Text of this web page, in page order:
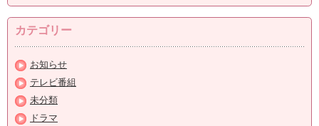
カテゴリー
お知らせ
テレビ番組
未分類
ドラマ